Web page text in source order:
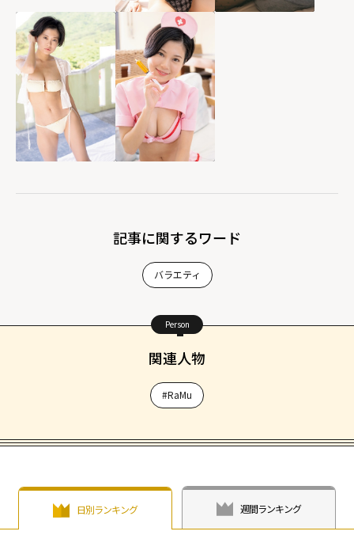
記事に関するワード
バラエティ
Person
関連人物
#RaMu
日別ランキング 週間ランキング